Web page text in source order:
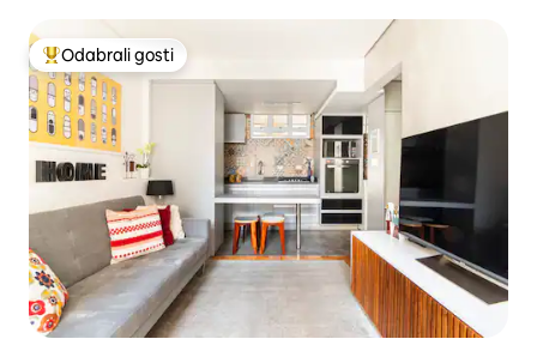
Među najviše rangiranima s oznakom „Odabrali gosti”
Odabrali gosti